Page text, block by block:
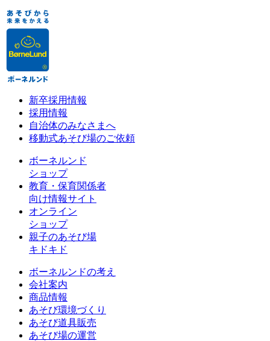
新卒採用情報
採用情報
自治体のみなさまへ
移動式あそび場のご依頼
ボーネルンド
ショップ
教育・保育関係者
向け情報サイト
オンライン
ショップ
親子のあそび場
キドキド
ボーネルンドの考え
会社案内
商品情報
あそび環境づくり
あそび道具販売
あそび場の運営